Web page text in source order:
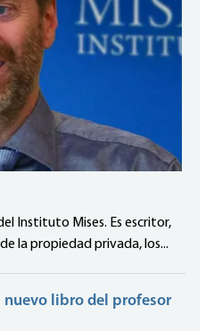
Instituto Mises. Es escritor,
la propiedad privada, los...
nuevo libro del profesor